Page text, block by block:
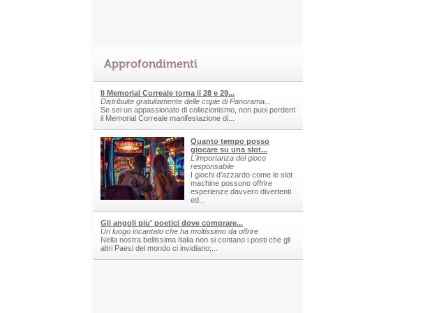
Approfondimenti
Il Memorial Correale torna il 28 e 29...
Distribuite gratuitamente delle copie di Panorama...
Se sei un appassionato di collezionismo, non puoi perderti
il Memorial Correale manifestazione di...
Quanto tempo posso
giocare su una slot...
L'importanza del gioco
responsabile
I giochi d'azzardo come le slot
machine possono offrire
esperienze davvero divertenti
ed...
Gli angoli piu' poetici dove comprare...
Un luogo incantato che ha moltissimo da offrire
Nella nostra bellissima Italia non si contano i posti che gli
altri Paesi del mondo ci invidiano;...